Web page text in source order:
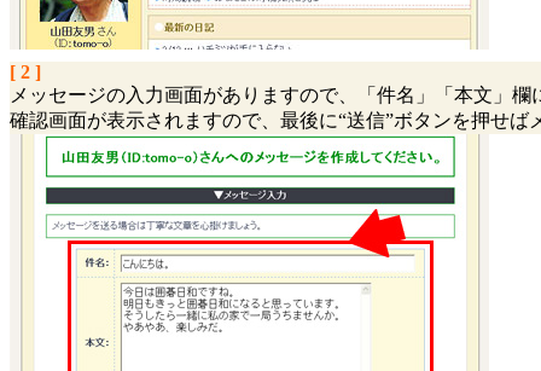
[ 2 ]
メッセージの入力画面がありますので、「件名」「本文」
確認画面が表示されますので、最後に“送信”ボタンを押せ